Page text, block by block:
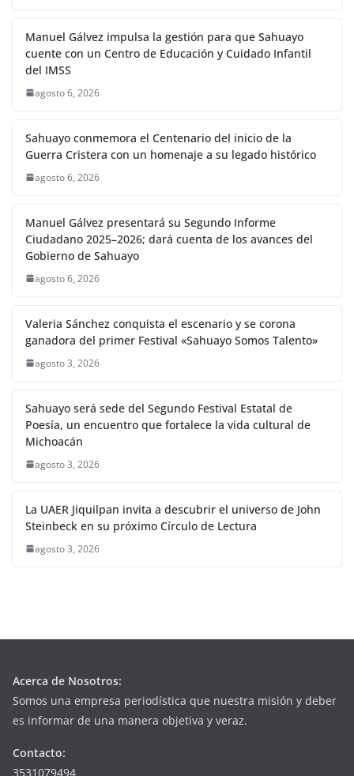
Manuel Gálvez impulsa la gestión para que Sahuayo
cuente con un Centro de Educación y Cuidado Infantil
del IMSS
agosto 6, 2026
Sahuayo conmemora el Centenario del inicio de la
Guerra Cristera con un homenaje a su legado histórico
agosto 6, 2026
Manuel Gálvez presentará su Segundo Informe
Ciudadano 2025–2026; dará cuenta de los avances del
Gobierno de Sahuayo
agosto 6, 2026
Valeria Sánchez conquista el escenario y se corona
ganadora del primer Festival «Sahuayo Somos Talento»
agosto 3, 2026
Sahuayo será sede del Segundo Festival Estatal de
Poesía, un encuentro que fortalece la vida cultural de
Michoacán
agosto 3, 2026
La UAER Jiquilpan invita a descubrir el universo de John
Steinbeck en su próximo Círculo de Lectura
agosto 3, 2026
Acerca de Nosotros:
Somos una empresa periodística que nuestra misión y deber
es informar de una manera objetiva y veraz.
Contacto:
3531079494